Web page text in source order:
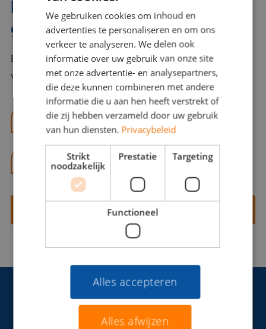
Interesse? Benno helpt je
graag verder!
Bel of mail Benno met al jouw vragen. Benno staat
voor je klaar en helpt je graag!
benno@viajou.nl
06 13 28 62 71
Contact opnemen
We gebruiken cookies om inhoud en
advertenties te personaliseren en om ons
verkeer te analyseren. We delen ook
informatie over uw gebruik van onze site
met onze advertentie- en analysepartners,
die deze kunnen combineren met andere
informatie die u aan hen heeft verstrekt of
die zij hebben verzameld door uw gebruik
van hun diensten. Privacybeleid
Strikt
noodzakelijk
Prestatie Targeting
Functioneel
Alles accepteren
Alles afwijzen